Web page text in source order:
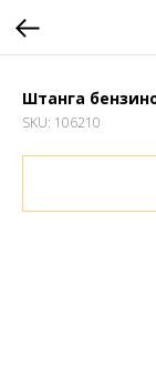
Штанга
SKU: 106210